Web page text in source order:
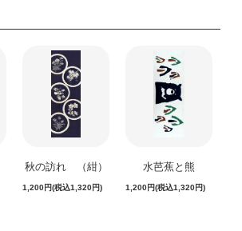
秋の訪れ （紺）
1,200円(税込1,320円)
水芭蕉と熊
1,200円(税込1,320円)